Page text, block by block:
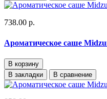
738.00 р.
Ароматическое саше
В корзину
В закладки
В сравнение